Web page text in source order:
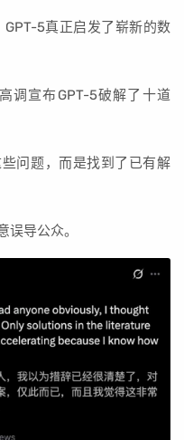
5真正启发了崭新的数
调宣布GPT-5破解了十道
问题，而是找到了已有解
导公众。